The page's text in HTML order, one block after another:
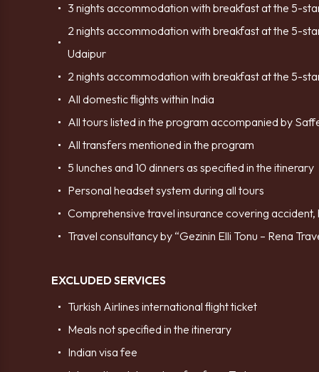
3 nights accommodation with breakfast at the 5-
2 nights accommodation with breakfast at the 5-
Udaipur
2 nights accommodation with breakfast at the 5-
All domestic flights within India
All tours listed in the program accompanied by
All transfers mentioned in the program
5 lunches and 10 dinners as specified in the itinerary
Personal headset system during all tours
Comprehensive travel insurance covering
Travel consultancy by “Gezinin Elli Tonu – Rena
EXCLUDED SERVICES
Turkish Airlines international flight ticket
Meals not specified in the itinerary
Indian visa fee
Name*